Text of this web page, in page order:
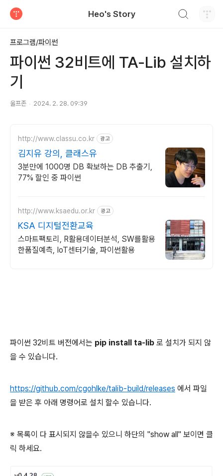
Heo's Story
프로그램/파이썬
파이썬 32비트에 TA-Lib 설치하
기
울프존 2024. 2. 28. 09:39
http://www.classu.co.kr 광고
김지유 강의, 클래스유
3분만에 1000명 DB 확보하는 DB 추출기,
77% 할인 중 파이썬
http://www.ksaedu.or.kr 광고
KSA 디지털전환교육
스마트팩토리, R활용데이터분석, SW를활용
한품질예측, IoT센터기술, 파이썬활용
파이썬 32비트 버전에서는 pip install ta-lib 로 설치가 되지 않
을 수 있습니다.
https://github.com/cgohlke/talib-build/releases 에서 파일
을 받은 후 아래 명령어로 설치 할수 있습니다.
※ 목록이 다 표시되지 않을수 있으니 하단의 "show all" 보이면 클
릭 하세요.